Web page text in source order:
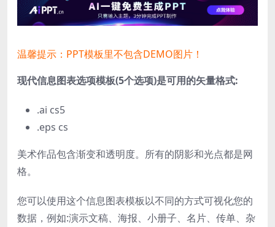
温馨提示：PPT模板里不包含DEMO图片！
现代信息图表选项模板(5个选项)是可用的矢量格式:
.ai cs5
.eps cs
美术作品包含渐变和透明度。 所有的阴影和光点都是网
格。
您可以使用这个信息图表模板以不同的方式可视化您的
数据，例如:演示文稿、海报、小册子、名片、传单、杂